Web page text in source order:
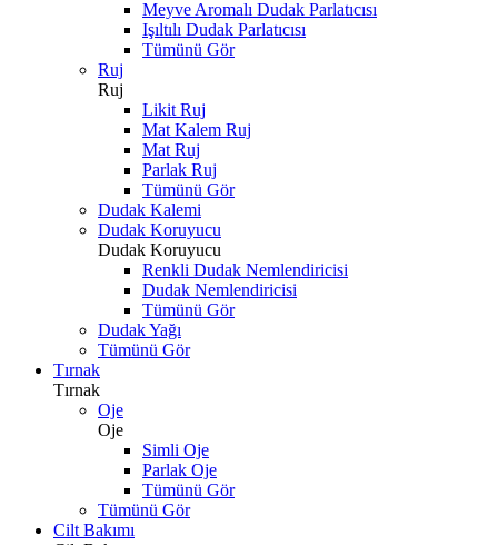
Meyve Aromalı Dudak Parlatıcısı
Işıltılı Dudak Parlatıcısı
Tümünü Gör
Ruj
Ruj
Likit Ruj
Mat Kalem Ruj
Mat Ruj
Parlak Ruj
Tümünü Gör
Dudak Kalemi
Dudak Koruyucu
Dudak Koruyucu
Renkli Dudak Nemlendiricisi
Dudak Nemlendiricisi
Tümünü Gör
Dudak Yağı
Tümünü Gör
Tırnak
Tırnak
Oje
Oje
Simli Oje
Parlak Oje
Tümünü Gör
Tümünü Gör
Cilt Bakımı